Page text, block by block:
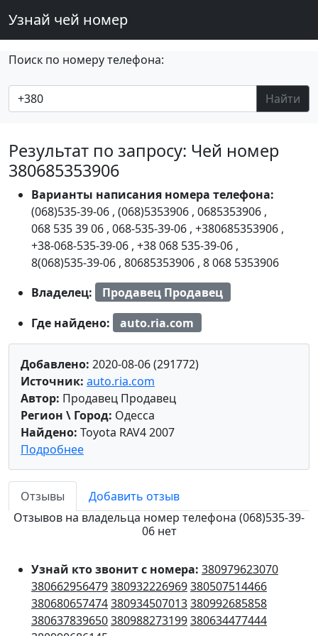
Узнай чей номер
Поиск по номеру телефона:
Найти
Результат по запросу: Чей номер
380685353906
Варианты написания номера телефона:
(068)535-39-06 , (068)5353906 , 0685353906 ,
068 535 39 06 , 068-535-39-06 , +380685353906 ,
+38-068-535-39-06 , +38 068 535-39-06 ,
8(068)535-39-06 , 80685353906 , 8 068 5353906
Владелец:
Продавец Продавец
Где найдено:
auto.ria.com
Добавлено: 2020-08-06 (291772)
Источник: auto.ria.com
Автор: Продавец Продавец
Регион \ Город: Одесса
Найдено: Toyota RAV4 2007
Подробнее
Отзывы
Добавить отзыв
Отзывов на владельца номер телефона (068)535-39-
06 нет
Узнай кто звонит с номера: 380979623070
380662956479380932226969380507514466
380680657474380934507013380992685858
380637839650380988273199380634477444